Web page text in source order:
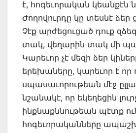
է, հոգեւորական կեանքէն
Ժողովուրդը կը տեսնէ ձեր
Չէք արժեցուցած դուք
տակ, վեղարին տակ մի
Կարեւոր չէ մեզի ձեր
երեխաները, կարեւոր է որ
սպասաւորութեան մէջ
նշանակէ, որ եկեղեցին
ինքնաքննութեան պէտք
հոգեւորականները